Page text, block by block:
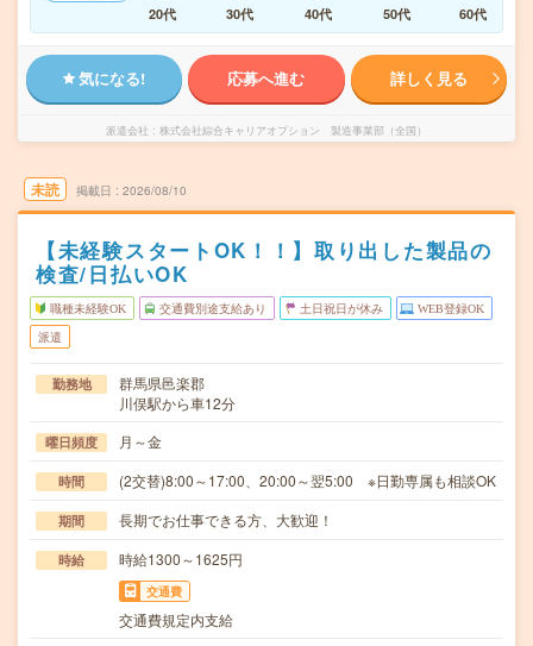
20代
30代 40代 50代 60代
気になる! 応募へ進む 詳しく見る
派遣会社 株式会社綜合キャリアオプション 製造事業部（全国）
未読 掲載日 2026/08/10
【未経験スタートOK！！】取り出した製品の
検査/日払いOK
職種未経験OK 交通費別途支給あり 土日祝日が休み WEB登録OK
派遣
勤務地
群馬県邑楽郡
川俣駅から車12分
曜日頻度 月～金
時間 (2交替)8:00～17:00、20:00～翌5:00 ※日勤専属も相談OK
期間 長期でお仕事できる方、大歓迎！
時給 時給1300～1625円
交通費
交通費規定内支給